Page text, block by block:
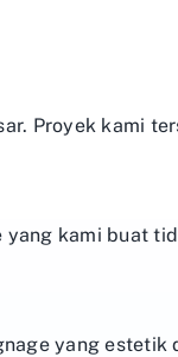
Proyek kami
kami buat
yang estetik